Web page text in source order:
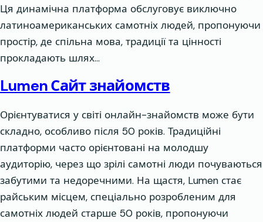
Ця динамічна платформа обслуговує виключно
латиноамериканських самотніх людей, пропонуючи
простір, де спільна мова, традиції та цінності
прокладають шлях…
Lumen Сайт знайомств
Орієнтуватися у світі онлайн-знайомств може бути
складно, особливо після 50 років. Традиційні
платформи часто орієнтовані на молодшу
аудиторію, через що зрілі самотні люди почуваються
забутими та недоречними. На щастя, Lumen стає
райським місцем, спеціально розробленим для
самотніх людей старше 50 років, пропонуючи